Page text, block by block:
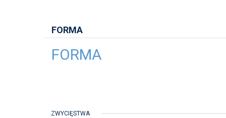
FORMA
FORMA
ZWYCIĘSTWA